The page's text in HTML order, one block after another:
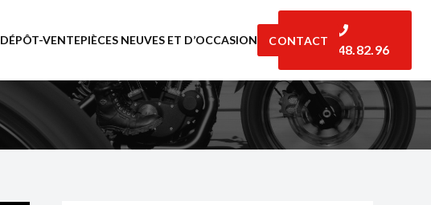
DÉPÔT-VENTEPIÈCES NEUVES ET D’OCCASION CONTACT
06.07.48.82.96